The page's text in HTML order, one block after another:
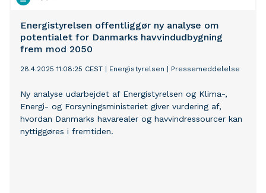
Energistyrelsen offentliggør ny analyse om
potentialet for Danmarks havvindudbygning
frem mod 2050
28.4.2025 11:08:25 CEST Energistyrelsen Pressemeddelelse
Ny analyse udarbejdet af Energistyrelsen og Klima-,
Energi- og Forsyningsministeriet giver vurdering af,
hvordan Danmarks havarealer og havvindressourcer kan
nyttiggøres i fremtiden.